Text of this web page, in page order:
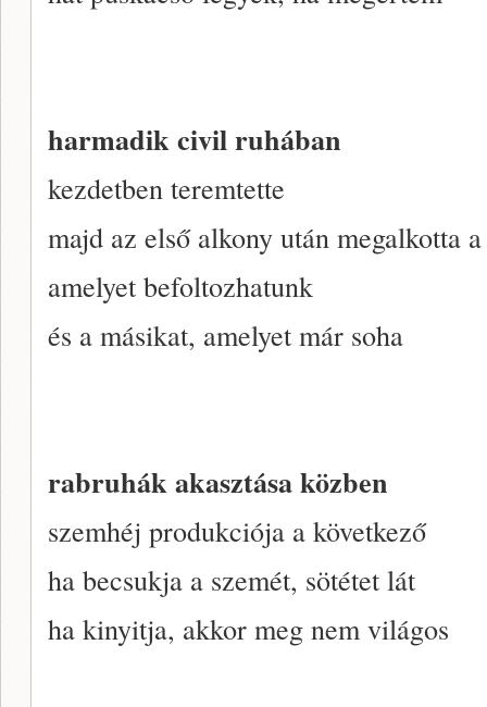
harmadik civil ruhában
kezdetben teremtette
majd az első alkony után megalkotta
amelyet befoltozhatunk
és a másikat, amelyet már soha
rabruhák akasztása közben
szemhéj produkciója a következő
ha becsukja a szemét, sötétet lát
ha kinyitja, akkor meg nem világos